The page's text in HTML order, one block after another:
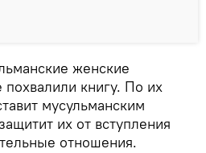
женские
книгу. По их
мусульманским
их от вступления
отношения.